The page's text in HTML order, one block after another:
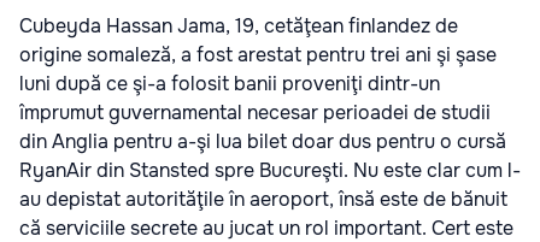
Cubeyda Hassan Jama, 19, cetăţean finlandez de
origine somaleză, a fost arestat pentru trei ani şi şase
luni după ce şi-a folosit banii proveniţi dintr-un
împrumut guvernamental necesar perioadei de studii
din Anglia pentru a-şi lua bilet doar dus pentru o cursă
RyanAir din Stansted spre Bucureşti. Nu este clar cum l-
au depistat autorităţile în aeroport, însă este de bănuit
că serviciile secrete au jucat un rol important. Cert este